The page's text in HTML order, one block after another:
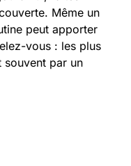
Même un
peut apporter
vous : les plus
souvent par un